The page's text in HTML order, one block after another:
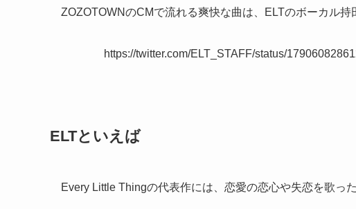
ZOZOTOWNのCMで流れる爽快な曲は、ELTのボーカル持
https://twitter.com/ELT_STAFF/status/
ELTといえば
Every Little Thingの代表作には、恋愛の恋心や失恋を歌っ